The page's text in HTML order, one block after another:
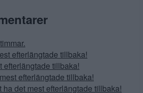
efterlängtade tillbaka!
efterlängtade tillbaka!
efterlängtade tillbaka!
ha det mest efterlängtade tillbaka!